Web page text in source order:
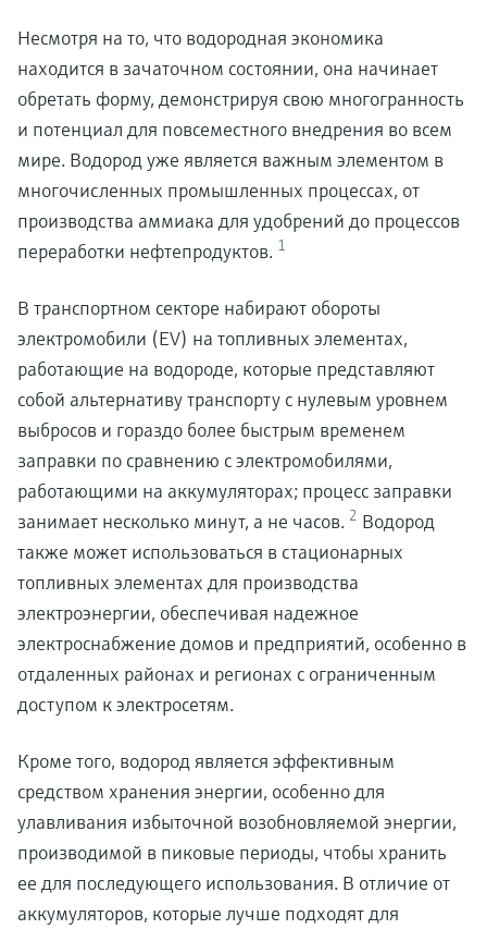
Несмотря на то, что водородная экономика
находится в зачаточном состоянии, она начинает
обретать форму, демонстрируя свою многогранность
и потенциал для повсеместного внедрения во всем
мире. Водород уже является важным элементом в
многочисленных промышленных процессах, от
производства аммиака для удобрений до процессов
переработки нефтепродуктов. 1
В транспортном секторе набирают обороты
электромобили (EV) на топливных элементах,
работающие на водороде, которые представляют
собой альтернативу транспорту с нулевым уровнем
выбросов и гораздо более быстрым временем
заправки по сравнению с электромобилями,
работающими на аккумуляторах; процесс заправки
занимает несколько минут, а не часов. 2 Водород
также может использоваться в стационарных
топливных элементах для производства
электроэнергии, обеспечивая надежное
электроснабжение домов и предприятий, особенно в
отдаленных районах и регионах с ограниченным
доступом к электросетям.
Кроме того, водород является эффективным
средством хранения энергии, особенно для
улавливания избыточной возобновляемой энергии,
производимой в пиковые периоды, чтобы хранить
ее для последующего использования. В отличие от
аккумуляторов, которые лучше подходят для